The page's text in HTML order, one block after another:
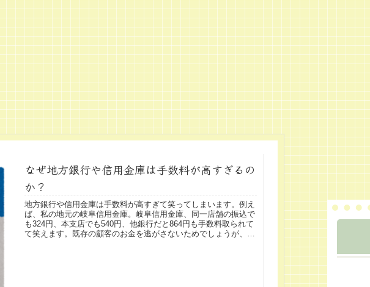
なぜ地方銀行や信用金庫は手数料が高すぎるの
か？
地方銀行や信用金庫は手数料が高すぎて笑ってしまいます。例え
ば、私の地元の岐阜信用金庫。岐阜信用金庫、同一店舗の振込で
も324円、本支店でも540円、他銀行だと864円も手数料取られて
て笑えます。既存の顧客のお金を逃がさないためでしょうが、